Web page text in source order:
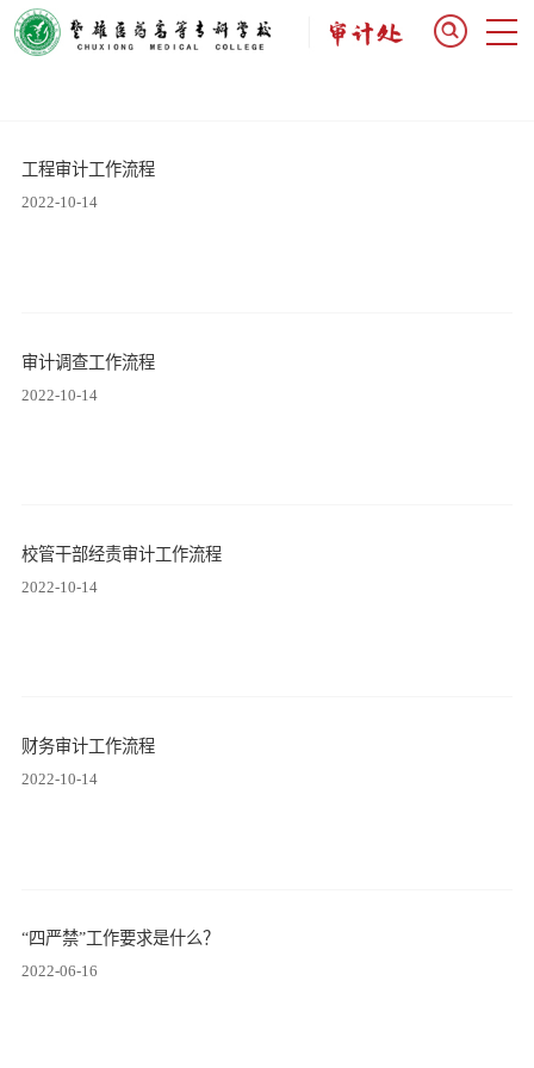
工程审计工作流程
2022-10-14
审计调查工作流程
2022-10-14
校管干部经责审计工作流程
2022-10-14
财务审计工作流程
2022-10-14
“四严禁”工作要求是什么？
2022-06-16